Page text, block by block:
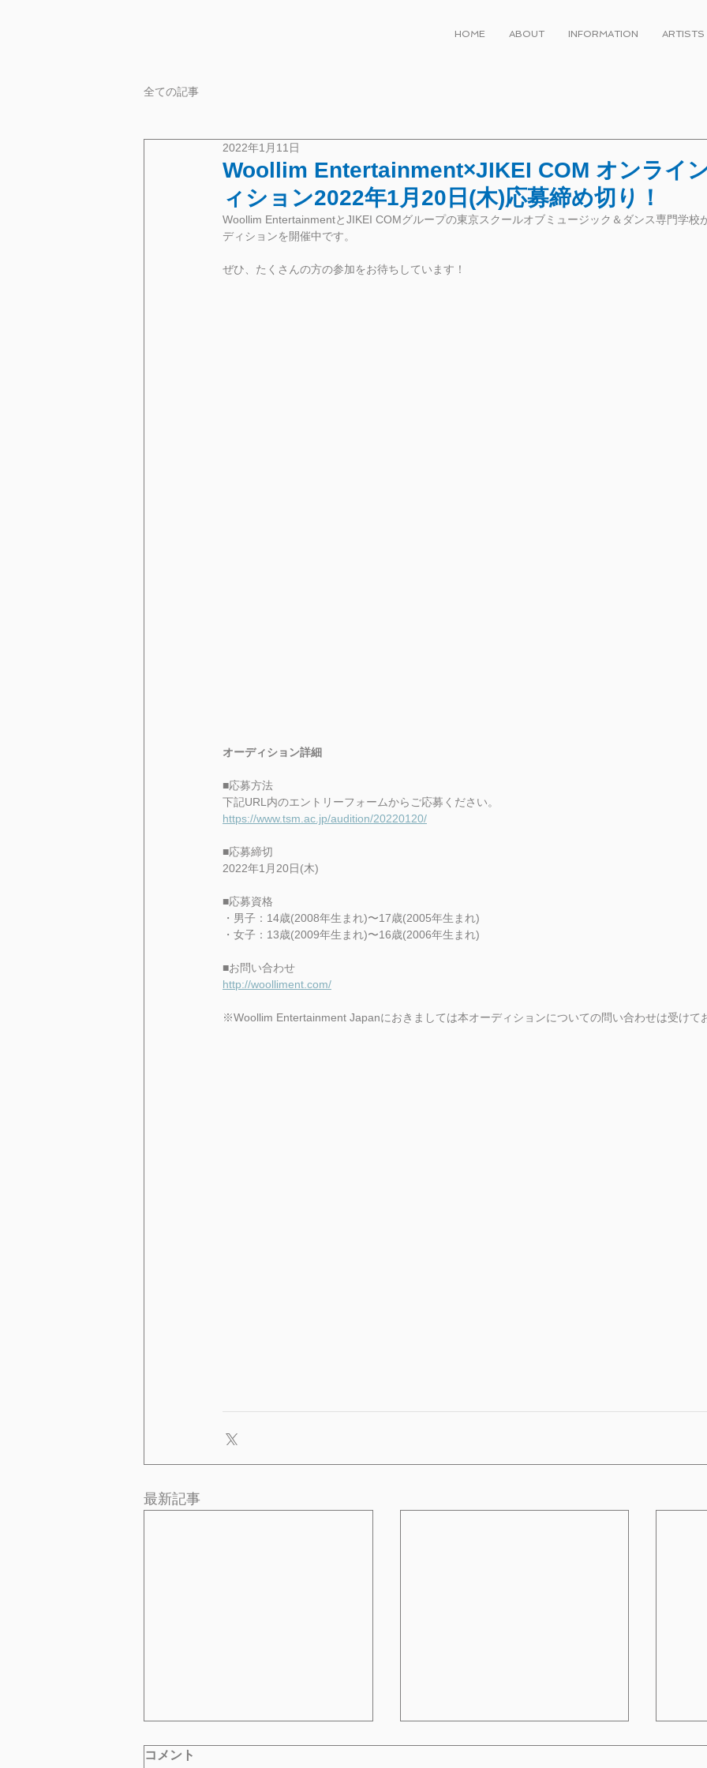
HOME ABOUT INFORMATION ARTISTS
全ての記事
Woollim Entertainment×JIKEI COM オンライ
ィション2022年1月20日(木)応募締め切り！
2022年1月11日
Woollim EntertainmentとJIKEI COMグループの東京スクールオブミュージック＆ダンス専門学校
ディションを開催中です。
ぜひ、たくさんの方の参加をお待ちしています！
オーディション詳細
■応募方法
下記URL内のエントリーフォームからご応募ください。
https://www.tsm.ac.jp/audition/20220120/
■応募締切
2022年1月20日(木)
■応募資格
・男子：14歳(2008年生まれ)〜17歳(2005年生まれ)
・女子：13歳(2009年生まれ)〜16歳(2006年生まれ)
■お問い合わせ
http://woolliment.com/
※Woollim Entertainment Japanにおきましては本オーディションについての問い合わせは受けて
最新記事
コメント